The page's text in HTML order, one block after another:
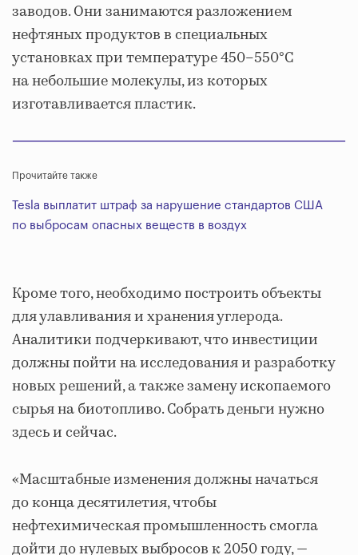
заводов. Они занимаются разложением
нефтяных продуктов в специальных
установках при температуре 450–550°С
на небольшие молекулы, из которых
изготавливается пластик.
Прочитайте также
Tesla выплатит штраф за нарушение стандартов США
по выбросам опасных веществ в воздух
Кроме того, необходимо построить объекты
для улавливания и хранения углерода.
Аналитики подчеркивают, что инвестиции
должны пойти на исследования и разработку
новых решений, а также замену ископаемого
сырья на биотопливо. Собрать деньги нужно
здесь и сейчас.
«Масштабные изменения должны начаться
до конца десятилетия, чтобы
нефтехимическая промышленность смогла
дойти до нулевых выбросов к 2050 году, —